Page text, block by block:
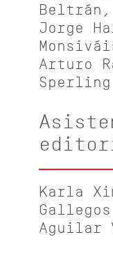
Beltrán,
Jorge
Arturo
Karla
Aguilar